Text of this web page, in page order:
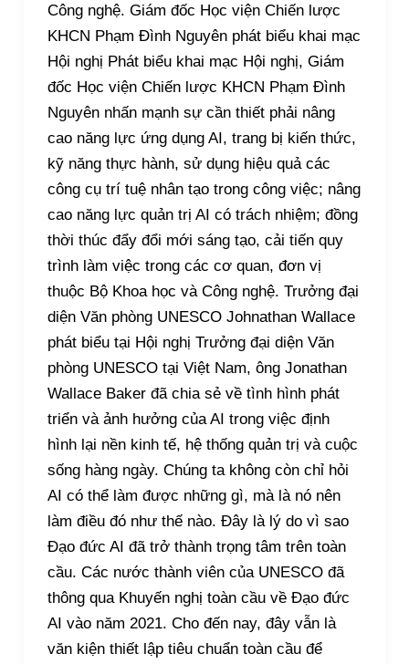
Công nghệ. Giám đốc Học viện Chiến lược
KHCN Phạm Đình Nguyên phát biểu khai mạc
Hội nghị Phát biểu khai mạc Hội nghị, Giám
đốc Học viện Chiến lược KHCN Phạm Đình
Nguyên nhấn mạnh sự cần thiết phải nâng
cao năng lực ứng dụng AI, trang bị kiến thức,
kỹ năng thực hành, sử dụng hiệu quả các
công cụ trí tuệ nhân tạo trong công việc; nâng
cao năng lực quản trị AI có trách nhiệm; đồng
thời thúc đẩy đổi mới sáng tạo, cải tiến quy
trình làm việc trong các cơ quan, đơn vị
thuộc Bộ Khoa học và Công nghệ. Trưởng đại
diện Văn phòng UNESCO Johnathan Wallace
phát biểu tại Hội nghị Trưởng đại diện Văn
phòng UNESCO tại Việt Nam, ông Jonathan
Wallace Baker đã chia sẻ về tình hình phát
triển và ảnh hưởng của AI trong việc định
hình lại nền kinh tế, hệ thống quản trị và cuộc
sống hàng ngày. Chúng ta không còn chỉ hỏi
AI có thể làm được những gì, mà là nó nên
làm điều đó như thế nào. Đây là lý do vì sao
Đạo đức AI đã trở thành trọng tâm trên toàn
cầu. Các nước thành viên của UNESCO đã
thông qua Khuyến nghị toàn cầu về Đạo đức
AI vào năm 2021. Cho đến nay, đây vẫn là
văn kiện thiết lập tiêu chuẩn toàn cầu để